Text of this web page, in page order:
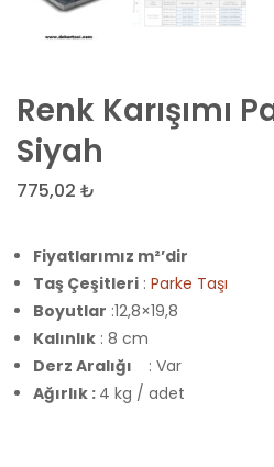
Renk Karışımı
Siyah
775,02 ₺
Fiyatlarımız m²’dir
Taş Çeşitleri : Parke Taşı
Boyutlar :12,8×19,8
Kalınlık : 8 cm
Derz Aralığı
: Var
Ağırlık : 4 kg / adet